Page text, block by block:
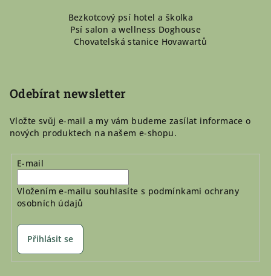
Bezkotcový psí hotel a školka
Psí salon a wellness Doghouse
Chovatelská stanice Hovawartů
Odebírat newsletter
Vložte svůj e-mail a my vám budeme zasílat informace o
nových produktech na našem e-shopu.
E-mail
Vložením e-mailu souhlasíte s podmínkami ochrany
osobních údajů
Přihlásit se